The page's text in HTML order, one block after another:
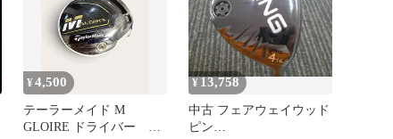
¥4,500
テーラーメイド M
GLOIRE ドライバー 右
¥ 13,758
中古 フェアウェイウッド
ピン